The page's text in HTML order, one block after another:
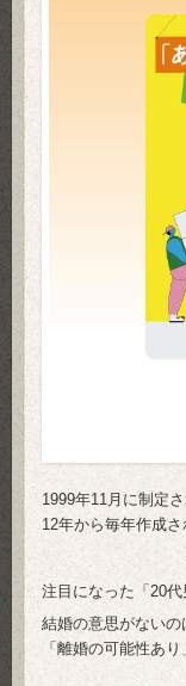
1999年11月に制定
12年から毎年作成さ
注目になった「20代
結婚の意思がない
「離婚の可能性あり